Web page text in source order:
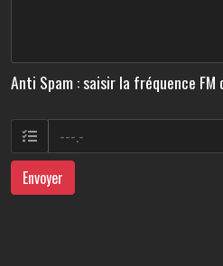
Anti Spam : saisir la fréquence FM
Envoyer